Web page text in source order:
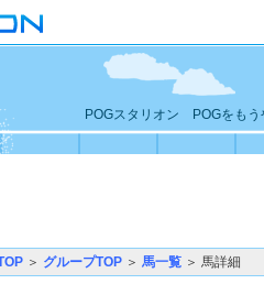
POGスタリオン POGをもう
＞ グループTOP ＞ 馬一覧 ＞ 馬詳細